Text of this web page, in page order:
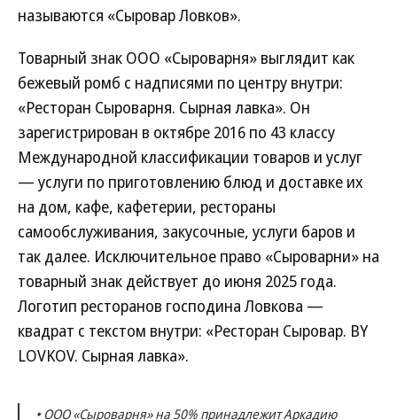
называются «Сыровар Ловков».
Товарный знак ООО «Сыроварня» выглядит как
бежевый ромб с надписями по центру внутри:
«Ресторан Сыроварня. Сырная лавка». Он
зарегистрирован в октябре 2016 по 43 классу
Международной классификации товаров и услуг
— услуги по приготовлению блюд и доставке их
на дом, кафе, кафетерии, рестораны
самообслуживания, закусочные, услуги баров и
так далее. Исключительное право «Сыроварни» на
товарный знак действует до июня 2025 года.
Логотип ресторанов господина Ловкова —
квадрат с текстом внутри: «Ресторан Сыровар. BY
LOVKOV. Сырная лавка».
• ООО «Сыроварня» на 50% принадлежит Аркадию